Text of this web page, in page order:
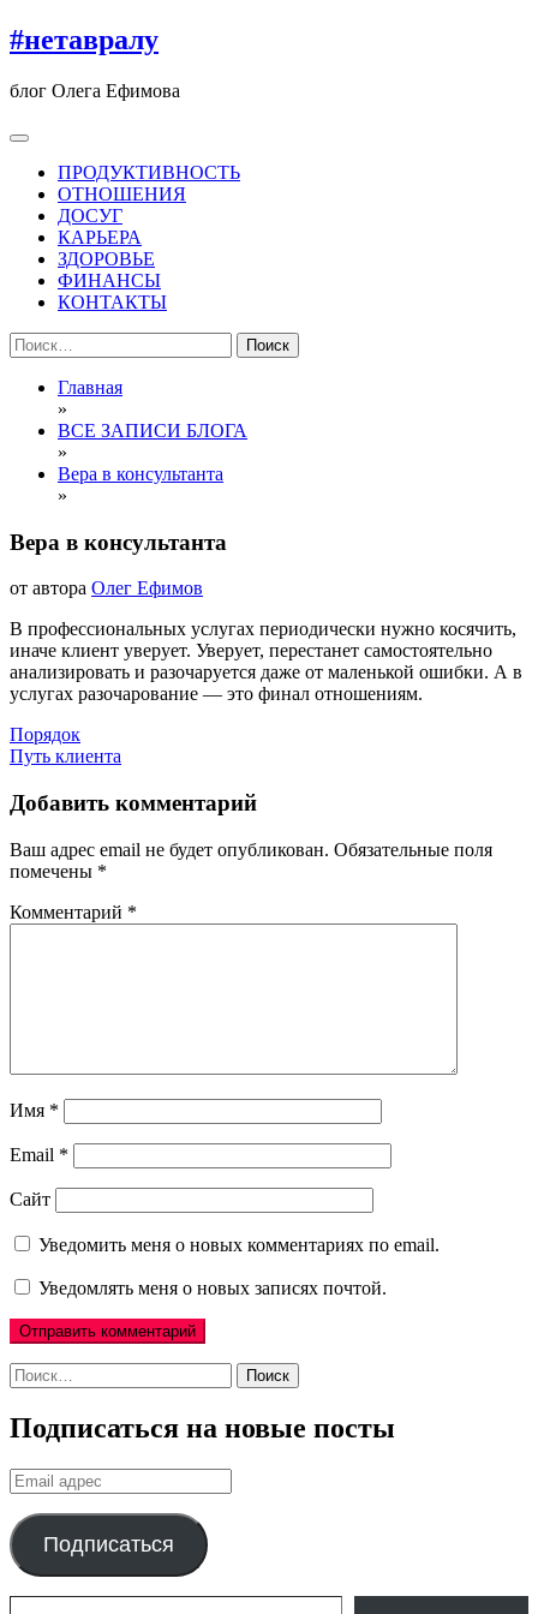
Перейти
к
#нетавралу
блог Олега Ефимова
ПРОДУКТИВНОСТЬ
ОТНОШЕНИЯ
ДОСУГ
КАРЬЕРА
ЗДОРОВЬЕ
ФИНАНСЫ
КОНТАКТЫ
Найти:
Главная
»
ВСЕ ЗАПИСИ БЛОГА
»
Вера в консультанта
»
КАРЬЕРА
БИЗНЕС&
ВСЕ
ЗАПИСИ
БЛОГА
Вера в консультанта
11.02.202111.02.2021
от автора Олег Ефимов
В профессиональных услугах периодически нужно косячить,
иначе клиент уверует. Уверует, перестанет самостоятельно
анализировать и разочаруется даже от маленькой ошибки. А в
услугах разочарование — это финал отношениям.
Навигация
по
записям
Порядок
Путь клиента
Добавить комментарий
Ваш адрес email не будет опубликован. Обязательные поля
помечены *
Комментарий *
Имя *
Email *
Сайт
Уведомить меня о новых комментариях по email.
Уведомлять меня о новых записях почтой.
Найти:
Подписаться на новые посты
Email
адрес
Подписаться
Введите адрес электронной почты…